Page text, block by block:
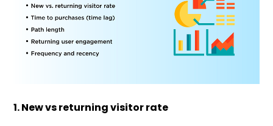
1. New vs returning visitor rate